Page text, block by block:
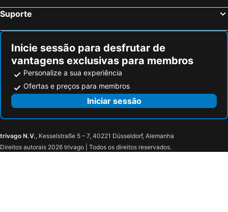
Suporte
Inicie sessão para desfrutar de
vantagens exclusivas para membros
Personalize a sua experiência
Ofertas e preços para membros
Iniciar sessão
trivago N.V., Kesselstraße 5 – 7, 40221 Düsseldorf, Alemanha
Direitos autorais 2026 trivago | Todos os direitos reservados.